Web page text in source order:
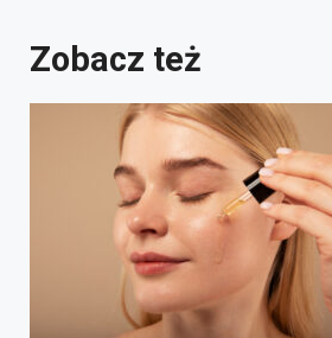
Zobacz też